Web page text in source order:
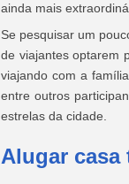
ainda mais
Se pesquisar um
de viajantes optarem
viajando com a
entre outros
estrelas da cidade.
Alugar casa